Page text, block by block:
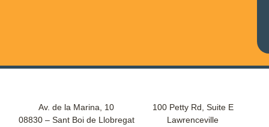
Av. de la Marina, 10
08830 – Sant Boi de Llobregat
100 Petty Rd, Suite E
Lawrenceville